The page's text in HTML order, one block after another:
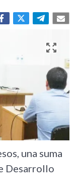
una suma
Desarrollo